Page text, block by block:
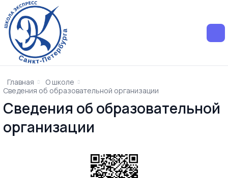
Главная
О школе
Сведения об образовательной организации
Сведения об образовательной
организации